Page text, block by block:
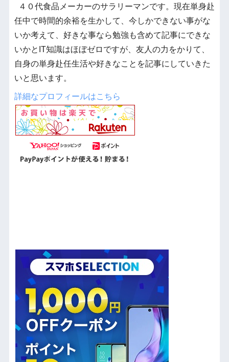
４０代食品メーカーのサラリーマンです。現在単身赴
任中で時間的余裕を生かして、今しかできない事がな
いか考えて、好きな事なら勉強も含めて記事にできな
いかとIT知識はほぼゼロですが、友人の力をかりて、
自身の単身赴任生活や好きなことを記事にしていきた
いと思います。
詳細なプロフィールはこちら